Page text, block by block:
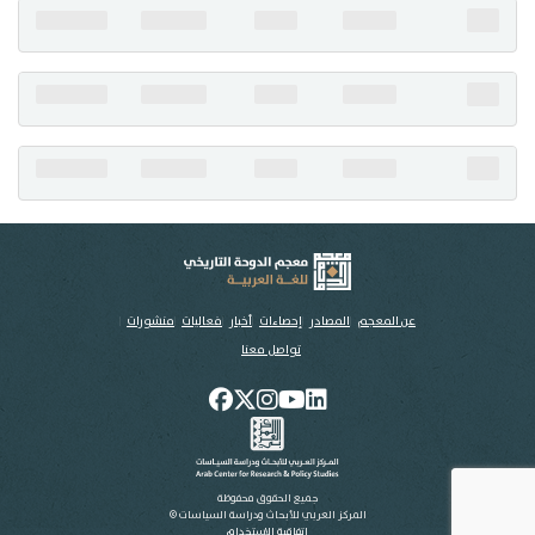
عن المعجم المصادر إحصاءات أخبار فعاليات منشورات
تواصل معنا
جميع الحقوق محفوظة
المركز العربي للأبحاث ودراسة السياسات ©